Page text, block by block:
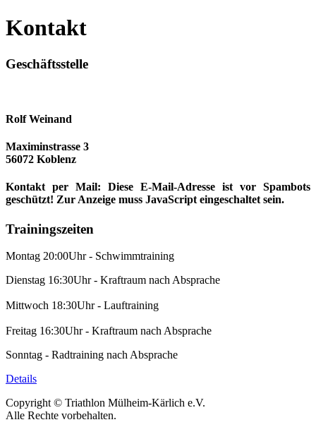
Kontakt
Geschäftsstelle
Rolf Weinand
Maximinstrasse 3
56072 Koblenz
Kontakt per Mail: Diese E-Mail-Adresse ist vor Spambots
geschützt! Zur Anzeige muss JavaScript eingeschaltet sein.
Trainingszeiten
Montag 20:00Uhr - Schwimmtraining
Dienstag 16:30Uhr - Kraftraum nach Absprache
Mittwoch 18:30Uhr - Lauftraining
Freitag 16:30Uhr - Kraftraum nach Absprache
Sonntag - Radtraining nach Absprache
Details
Copyright © Triathlon Mülheim-Kärlich e.V.
Alle Rechte vorbehalten.